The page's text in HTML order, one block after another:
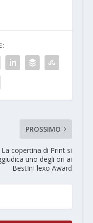
PROSSIMO
La copertina di Print si
uno degli ori ai
BestInFlexo Award